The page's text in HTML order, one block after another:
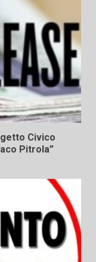
Civico
Pitrola”